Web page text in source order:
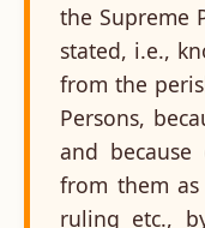
the Supreme
stated, i.e.,
from the
Persons,
and
from them
ruling etc.,